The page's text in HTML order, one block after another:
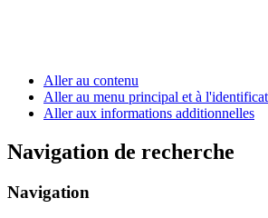
Aller au contenu
Aller au menu principal et à
Aller aux informations additionnelles
Navigation de recherche
Navigation